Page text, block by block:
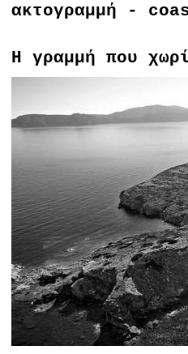
ακτογραμμή -
Η γραμμή που